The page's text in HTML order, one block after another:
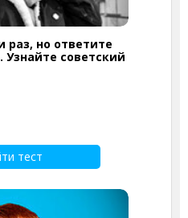
раз, но ответите
советский
тест